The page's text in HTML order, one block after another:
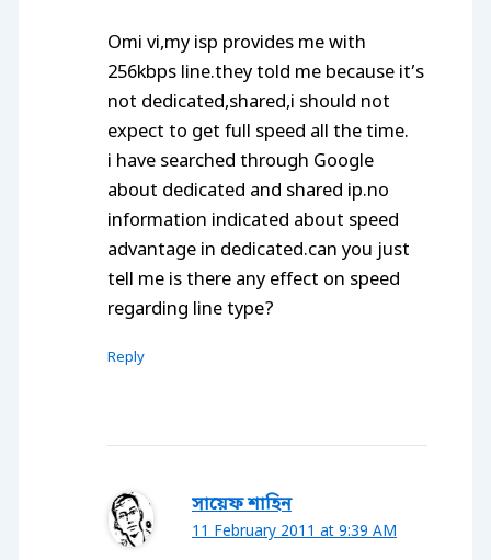
Omi vi,my isp provides me with
256kbps line.they told me because it’s
not dedicated,shared,i should not
expect to get full speed all the time.
i have searched through Google
about dedicated and shared ip.no
information indicated about speed
advantage in dedicated.can you just
tell me is there any effect on speed
regarding line type?
Reply
সায়েফ শাহিন
11 February 2011 at 9:39 AM